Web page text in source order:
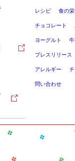
レシピ 食の
チョコレート
ヨーグルト
プレスリリース
アレルギー
問い合わせ